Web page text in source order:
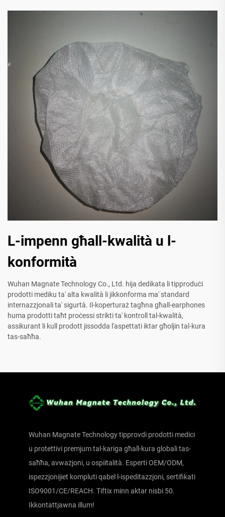
L-impenn għall-kwalità u l-
konformità
Wuhan Magnate Technology Co., Ltd. hija dedikata li tipproduċi
prodotti mediku ta' alta kwalità li jikkonforma ma' standard
internazzjonali ta' sigurtà. Il-koperturaż tagħna għall-earphones
huma prodotti taħt proċessi strikti ta' kontroll tal-kwalità,
assikurant li kull prodott jissodda l'aspettati iktar għoljin tal-kura
tas-saħħa.
Wuhan Magnate Technology tipprovdi prodotti medici
u protettivi premjum tal-kariga għall-kura globali tas-
saħħa, avważjoni, u ospiitalità. Esperti OEM/ODM,
ispezzjonijiet kompluti qabel l-ispeditazzjoni, sertifikati
ISO9001/CE/REACH. Tiftix minn aktar nisbi 50.
Ikkontattjawna illum!